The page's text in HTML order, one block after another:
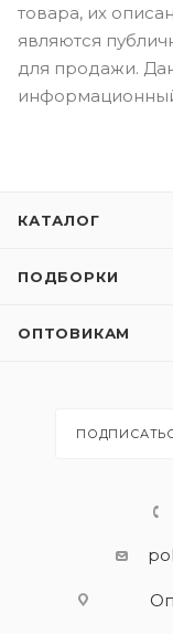
товара, их
являются
для продажи.
КАТАЛОГ
ПОДБОРКИ
ОПТОВИКАМ